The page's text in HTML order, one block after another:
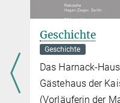
Geschichte
Geschichte
Das Harnack-
Gästehaus der
(Vorläuferin der